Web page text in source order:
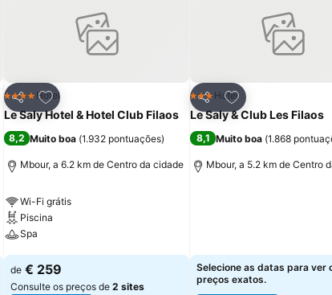
Partilhar
Adicionar aos favoritos
4 EstrelasHotel
Le Saly Hotel & Hotel Club Filaos
8,2 Muito boa (1.932 pontuações)
Mbour, a 6.2 km de Centro da cidade
Wi-Fi grátis
Piscina
Spa
Ver preços
de € 259
Consulte os preços de 2 sites
Partilhar
Adicionar aos
3 Estrelas
Hotel
Le Saly & Club Les Filaos
8,1 Muito boa (1.868
Mbour, a 5.2 km de Centro
Selecione as datas para ver
preços exatos.